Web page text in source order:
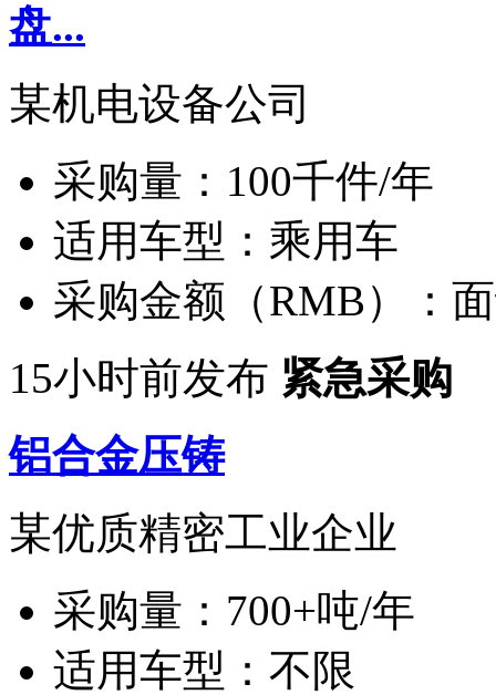
盘...
某机电设备公司
采购量： 100千件/年
适用车型： 乘用车
采购金额（RMB）：
15小时前发布 紧急采购
铝合金压铸
某优质精密工业企业
采购量： 700+吨/年
适用车型： 不限